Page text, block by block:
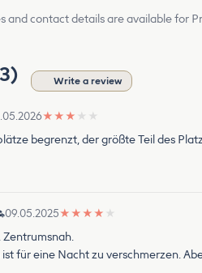
and contact details are available for
Write a review
★ ★ ★ ★ ★
begrenzt, der größte Teil des
09.05.2025★ ★ ★ ★ ★
Zentrumsnah.
für eine Nacht zu verschmerzen.